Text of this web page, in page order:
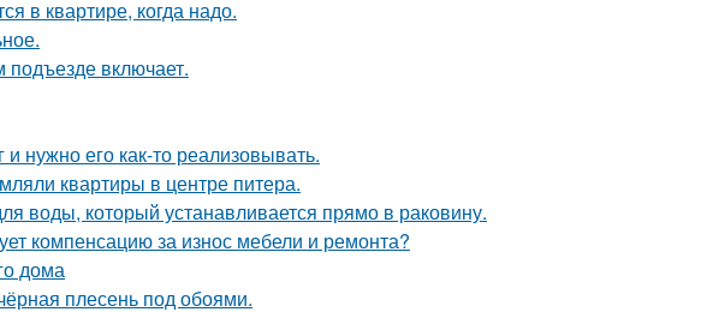
в квартире, когда надо.
включает.
нужно его как-то реализовывать.
квартиры в центре питера.
воды, который устанавливается прямо в раковину.
компенсацию за износ мебели и ремонта?
дома
плесень под обоями.